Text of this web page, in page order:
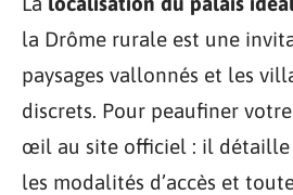
la Drôme rurale est une
paysages vallonnés et les
discrets. Pour peaufiner
œil au site officiel : il
les modalités d’accès et